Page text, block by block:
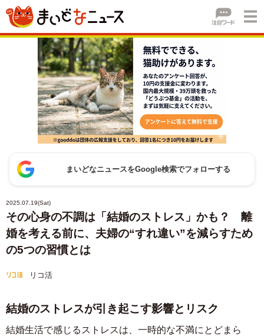
まいどなニュースをGoogle検索でフォローする
2025.07.19(Sat)
その心身の不調は「結婚のストレス」かも？ 離
婚を考える前に、夫婦の“すれ違い”を減らすため
の5つの習慣とは
リコ活
結婚のストレスが引き起こす影響とリスク
結婚生活で感じるストレスは、一時的な不満にとどまら